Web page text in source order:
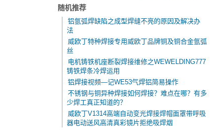
随机推荐
铝氩弧焊缺陷之成型焊缝不亮的原因及解决办
法
威欧丁特种焊接专用威欧丁品牌铜及铜合金氩弧
丝
电机铸铁机座断裂焊接维修之WEWELDING777
铸铁焊条冷焊运用
铝焊接视频—记WE53气焊铝简易操作
不锈钢与铜异种焊接如何焊接？难点在哪？有多
少焊工真正知道的？
威欧丁V1314高端自动变光焊接焊帽面罩带呼吸
器电动送风高清真彩镜片拒绝吸焊烟